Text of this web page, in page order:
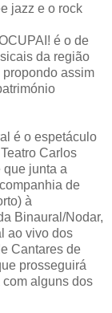
jazz e o rock
é o de
da região
assim
é o espetáculo
Carlos
que junta a
de
à
Binaural/Nodar,
ao vivo dos
Cantares de
prosseguirá
com alguns dos